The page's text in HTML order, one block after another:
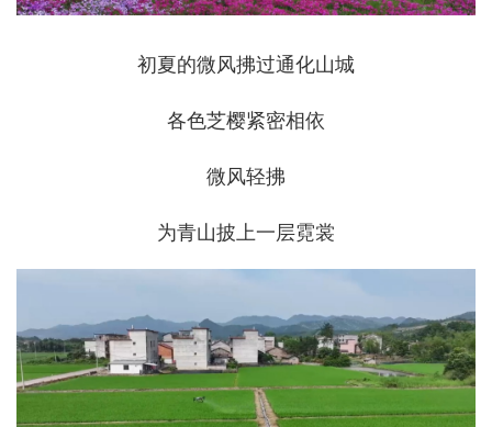
初夏的微风拂过通化山城
各色芝樱紧密相依
微风轻拂
为青山披上一层霓裳